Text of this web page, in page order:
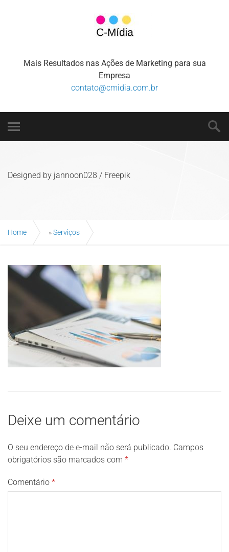
Mais Resultados nas Ações de Marketing para sua
Empresa
contato@cmidia.com.br
Designed by jannoon028 / Freepik
Home »Serviços
Deixe um comentário
O seu endereço de e-mail não será publicado. Campos
obrigatórios são marcados com *
Comentário *